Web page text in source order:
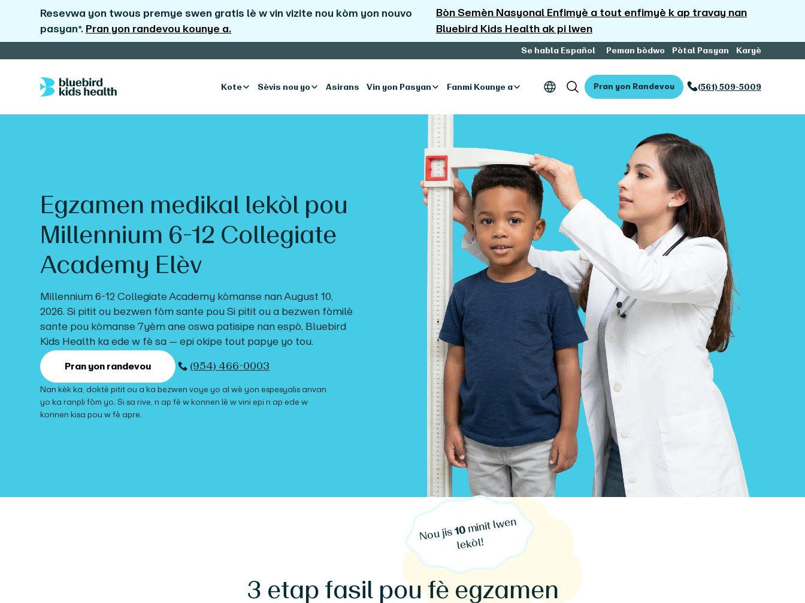
Resevwa yon twous premye swen gratis lè w vin vizite nou kòm yon nouvo
pasyan*. Pran yon randevou kounye a.
Bòn Semèn Nasyonal Enfimyè a tout enfimyè k ap travay nan
Bluebird Kids Health ak pi lwen
Se habla Español Peman bòdwo Pòtal Pasyan Karyè
Kote Sèvis nou yo Asirans Vin yon Pasyan Fanmi Kounye a Pran yon Randevou (561) 509-5009
Egzamen medikal lekòl pou
Millennium 6-12 Collegiate
Academy Elèv
Millennium 6-12 Collegiate Academy kòmanse nanAugust 10,
2026. Si pitit ou bezwen fòm sante pouSi pitit ou a bezwen fòmilè
sante pou kòmanse 7yèm ane oswa patisipe nan espò, Bluebird
Kids Health ka ede w fè sa — epi okipe tout papye yo tou.
Pran yon randevou (954) 466-0003
Nan kèk ka, doktè pitit ou a ka bezwen voye yo al wè yon espesyalis anvan
yo ka ranpli fòm yo. Si sa rive, n ap fè w konnen lè w vini epi n ap ede w
konnen kisa pou w fè apre.
Nou jis10minit l
wen
lekòl!
3 etap fasil pou fè egzamen